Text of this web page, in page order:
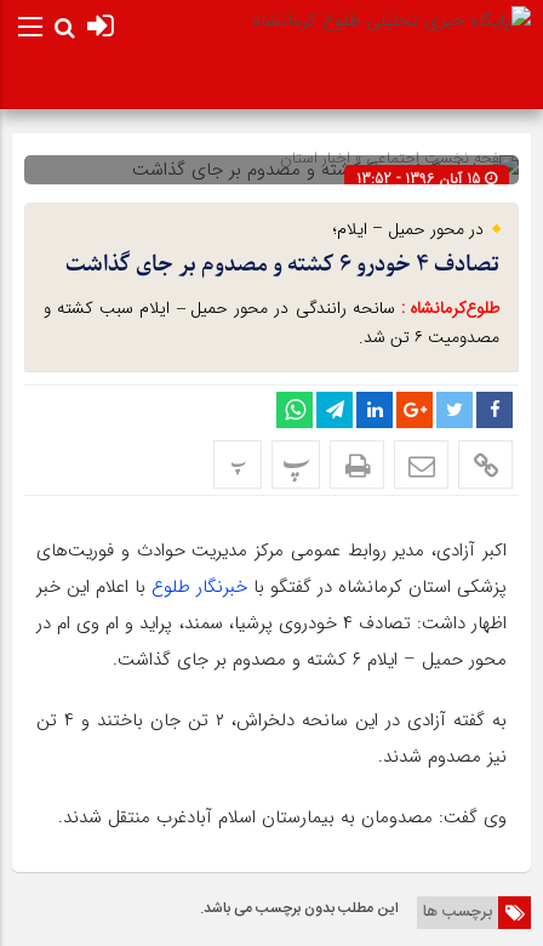
صفحه نخستاجتماعی»اخبار استان
15 آبان 1396 - 13:52
در محور حمیل – ایلام؛
تصادف ۴ خودرو ۶ کشته و مصدوم بر جای گذاشت
طلوع‌‌کرمانشاه : سانحه رانندگی در محور حمیل – ایلام سبب کشته و
مصدومیت ۶ تن شد.
پ پ
اکبر آزادی، مدیر روابط عمومی مرکز مدیریت حوادث و فوریت‌های
پزشکی استان کرمانشاه در گفتگو با خبرنگار طلوع با اعلام این خبر
اظهار داشت: تصادف ۴ خودروی پرشیا، سمند، پراید و ام وی ام در
محور حمیل – ایلام ۶ کشته و مصدوم بر جای گذاشت.
به گفته آزادی در این سانحه دلخراش، ۲ تن جان باختند و ۴ تن
نیز مصدوم شدند.
وی گفت: مصدومان به بیمارستان اسلام آبادغرب منتقل شدند.
برچسب ها این مطلب بدون برچسب می باشد.